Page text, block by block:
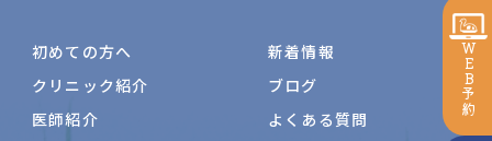
初めての方へ
クリニック紹介
医師紹介
新着情報
ブログ
よくある質問
WEB予約